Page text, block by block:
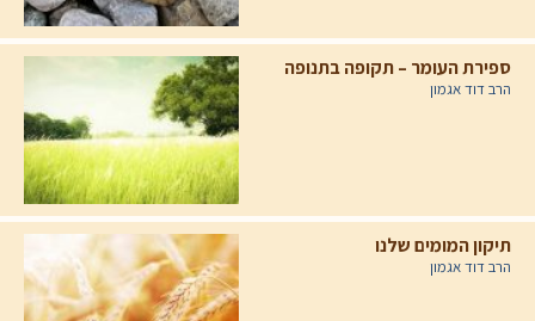
ספירת העומר – תקופה בתנופה
הרב דוד אגמון
תיקון המומים שלנו
הרב דוד אגמון